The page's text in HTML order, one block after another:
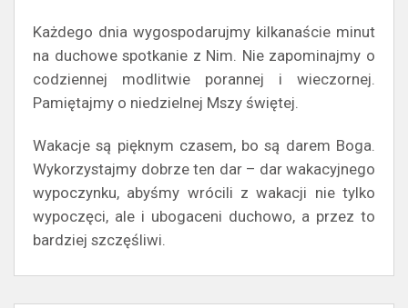
Każdego dnia wygospodarujmy kilkanaście minut
na duchowe spotkanie z Nim. Nie zapominajmy o
codziennej modlitwie porannej i wieczornej.
Pamiętajmy o niedzielnej Mszy świętej.
Wakacje są pięknym czasem, bo są darem Boga.
Wykorzystajmy dobrze ten dar – dar wakacyjnego
wypoczynku, abyśmy wrócili z wakacji nie tylko
wypoczęci, ale i ubogaceni duchowo, a przez to
bardziej szczęśliwi.